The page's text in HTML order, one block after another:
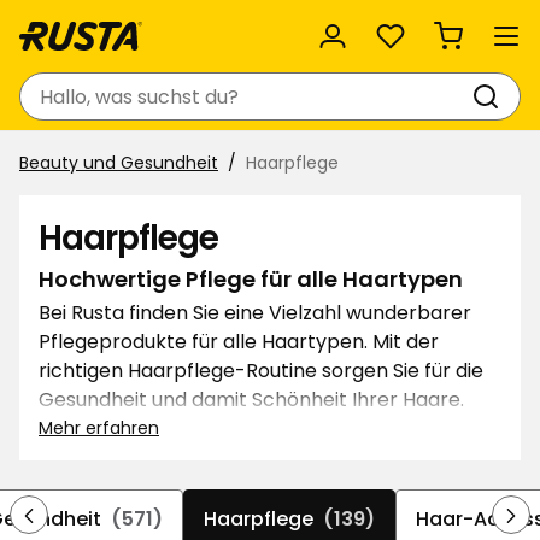
Favoriten
Suchen
Beauty und Gesundheit Haarpflege
Haarpflege
Hochwertige Pflege für alle Haartypen
Bei Rusta finden Sie eine Vielzahl wunderbarer
Pflegeprodukte für alle Haartypen. Mit der
richtigen Haarpflege-Routine sorgen Sie für die
Gesundheit und damit Schönheit Ihrer Haare.
Ergänzend zu den Basisprodukten Shampoo und
Haarmasken sowie auf Wunsch schonende
Haarfärbemittel. Mit unseren Styling-Tools ist
Mehr erfahren
(571) Haarpflege (139) Haar-